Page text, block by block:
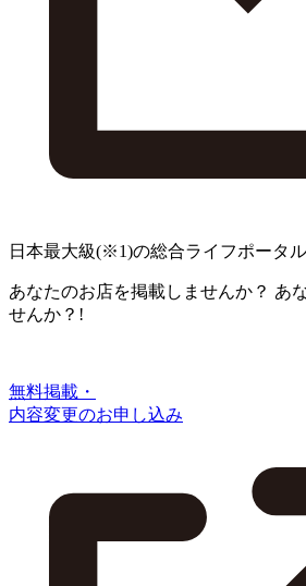
日本最大級(※1)の総合ライフポータ
あなたのお店を掲載しませんか？ あ
せんか？!
無料掲載・
内容変更のお申し込み